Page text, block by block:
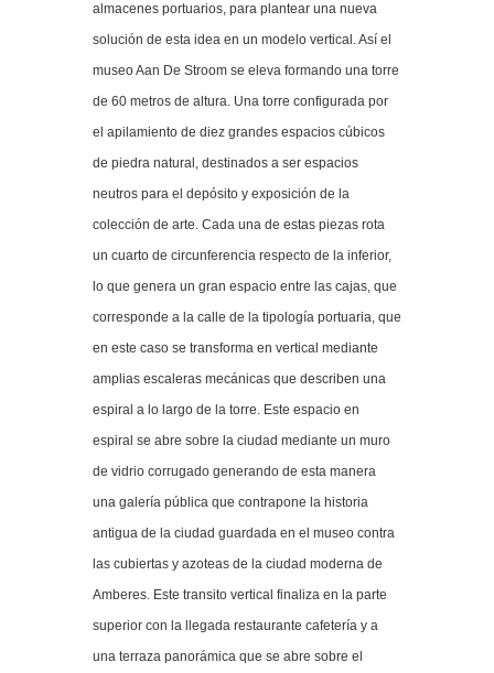
almacenes portuarios, para plantear una nueva
solución de esta idea en un modelo vertical. Así el
museo Aan De Stroom se eleva formando una torre
de 60 metros de altura. Una torre configurada por
el apilamiento de diez grandes espacios cúbicos
de piedra natural, destinados a ser espacios
neutros para el depósito y exposición de la
colección de arte. Cada una de estas piezas rota
un cuarto de circunferencia respecto de la inferior,
lo que genera un gran espacio entre las cajas, que
corresponde a la calle de la tipología portuaria, que
en este caso se transforma en vertical mediante
amplias escaleras mecánicas que describen una
espiral a lo largo de la torre. Este espacio en
espiral se abre sobre la ciudad mediante un muro
de vidrio corrugado generando de esta manera
una galería pública que contrapone la historia
antigua de la ciudad guardada en el museo contra
las cubiertas y azoteas de la ciudad moderna de
Amberes. Este transito vertical finaliza en la parte
superior con la llegada restaurante cafetería y a
una terraza panorámica que se abre sobre el